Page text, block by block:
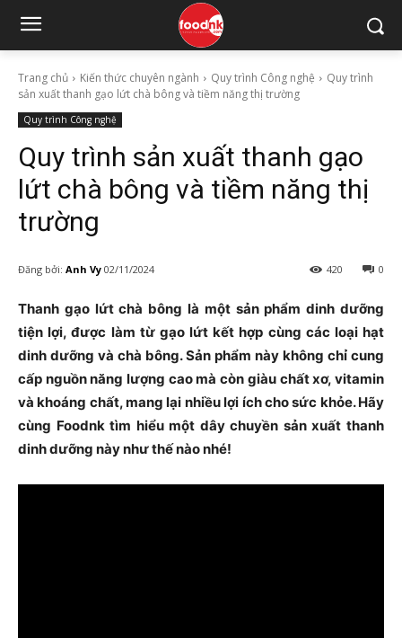
Trang chủ Kiến thức chuyên ngành Quy trình Công nghệ
Quy trình
sản xuất thanh gạo lứt chà bông và tiềm năng thị trường
Quy trình Công nghệ
Quy trình sản xuất thanh gạo
lứt chà bông và tiềm năng thị
trường
Đăng bởi: Anh Vy 02/11/2024 0
420
Thanh gạo lứt chà bông là một sản phẩm dinh dưỡng
tiện lợi, được làm từ gạo lứt kết hợp cùng các loại hạt
dinh dưỡng và chà bông. Sản phẩm này không chỉ cung
cấp nguồn năng lượng cao mà còn giàu chất xơ, vitamin
và khoáng chất, mang lại nhiều lợi ích cho sức khỏe. Hãy
cùng Foodnk tìm hiểu một dây chuyền sản xuất thanh
dinh dưỡng này như thế nào nhé!